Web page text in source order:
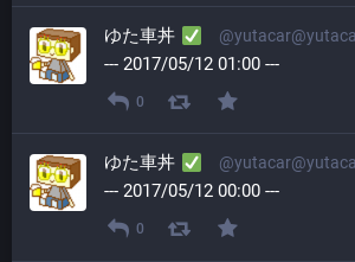
ゆた車丼
--- 2017/05/12 01:00 ---
0
ゆた車丼
--- 2017/05/12 00:00 ---
0